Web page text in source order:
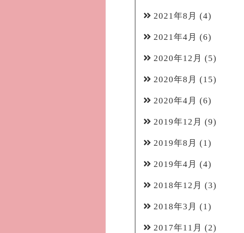
2021年8月 (4)
2021年4月 (6)
2020年12月 (5)
2020年8月 (15)
2020年4月 (6)
2019年12月 (9)
2019年8月 (1)
2019年4月 (4)
2018年12月 (3)
2018年3月 (1)
2017年11月 (2)